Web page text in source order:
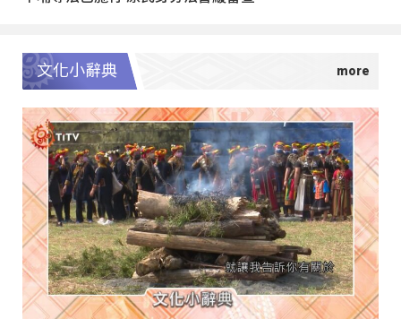
文化小辭典